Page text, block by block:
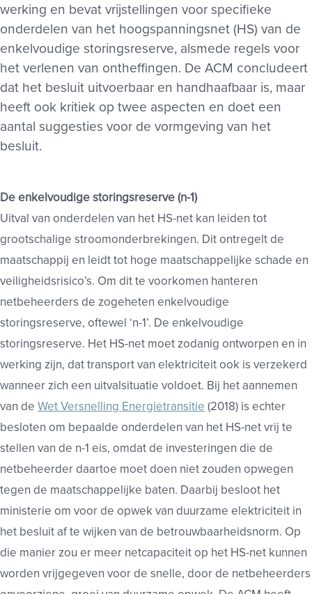
werking en bevat vrijstellingen voor specifieke
onderdelen van het hoogspanningsnet (HS) van de
enkelvoudige storingsreserve, alsmede regels voor
het verlenen van ontheffingen. De ACM concludeert
dat het besluit uitvoerbaar en handhaafbaar is, maar
heeft ook kritiek op twee aspecten en doet een
aantal suggesties voor de vormgeving van het
besluit.
De enkelvoudige storingsreserve (n-1)
Uitval van onderdelen van het HS-net kan leiden tot
grootschalige stroomonderbrekingen. Dit ontregelt de
maatschappij en leidt tot hoge maatschappelijke schade en
veiligheidsrisico’s. Om dit te voorkomen hanteren
netbeheerders de zogeheten enkelvoudige
storingsreserve, oftewel ‘n-1’. De enkelvoudige
storingsreserve. Het HS-net moet zodanig ontworpen en in
werking zijn, dat transport van elektriciteit ook is verzekerd
wanneer zich een uitvalsituatie voldoet. Bij het aannemen
van de Wet Versnelling Energietransitie (2018) is echter
besloten om bepaalde onderdelen van het HS-net vrij te
stellen van de n-1 eis, omdat de investeringen die de
netbeheerder daartoe moet doen niet zouden opwegen
tegen de maatschappelijke baten. Daarbij besloot het
ministerie om voor de opwek van duurzame elektriciteit in
het besluit af te wijken van de betrouwbaarheidsnorm. Op
die manier zou er meer netcapaciteit op het HS-net kunnen
worden vrijgegeven voor de snelle, door de netbeheerders